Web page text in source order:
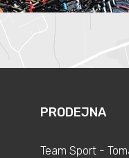
PRODEJNA
Team Sport -